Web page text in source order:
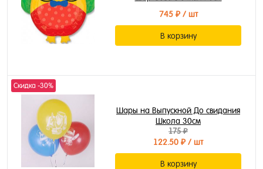
745 ₽/ шт
В корзину
Скидка -30%
Шары на Выпускной До свидания
Школа 30см
175 ₽
122.50 ₽/ шт
В корзину